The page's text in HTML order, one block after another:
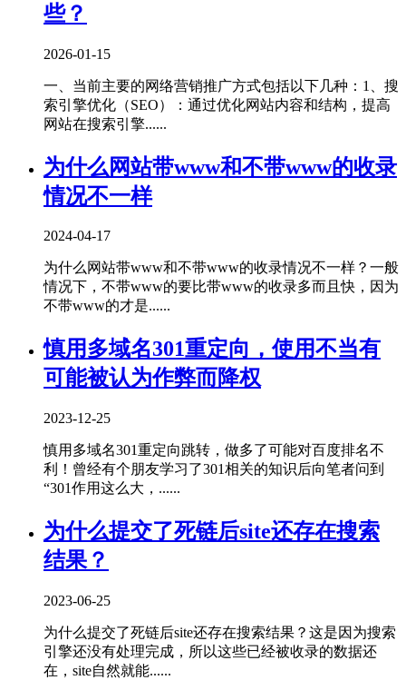
些？
2026-01-15
一、当前主要的网络营销推广方式包括以下几种‌：1、‌搜
索引擎优化（SEO）‌：通过优化网站内容和结构，提高
网站在搜索引擎......
为什么网站带www和不带www的收录
情况不一样
2024-04-17
为什么网站带www和不带www的收录情况不一样？一般
情况下，不带www的要比带www的收录多而且快，因为
不带www的才是......
慎用多域名301重定向，使用不当有
可能被认为作弊而降权
2023-12-25
慎用多域名301重定向跳转，做多了可能对百度排名不
利！曾经有个朋友学习了301相关的知识后向笔者问到
“301作用这么大，......
为什么提交了死链后site还存在搜索
结果？
2023-06-25
为什么提交了死链后site还存在搜索结果？这是因为搜索
引擎还没有处理完成，所以这些已经被收录的数据还
在，site自然就能......